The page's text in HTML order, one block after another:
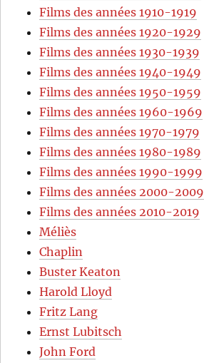
Films des années 1910-1919
Films des années 1920-1929
Films des années 1930-1939
Films des années 1940-1949
Films des années 1950-1959
Films des années 1960-1969
Films des années 1970-1979
Films des années 1980-1989
Films des années 1990-1999
Films des années 2000-2009
Films des années 2010-2019
Méliès
Chaplin
Buster Keaton
Harold Lloyd
Fritz Lang
Ernst Lubitsch
John Ford